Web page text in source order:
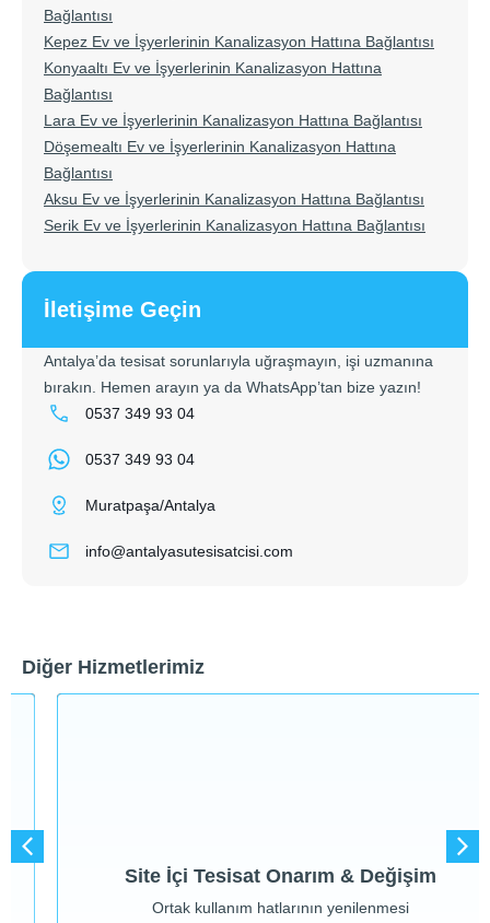
Bağlantısı
Kepez Ev ve İşyerlerinin Kanalizasyon Hattına Bağlantısı
Konyaaltı Ev ve İşyerlerinin Kanalizasyon Hattına
Bağlantısı
Lara Ev ve İşyerlerinin Kanalizasyon Hattına Bağlantısı
Döşemealtı Ev ve İşyerlerinin Kanalizasyon Hattına
Bağlantısı
Aksu Ev ve İşyerlerinin Kanalizasyon Hattına Bağlantısı
Serik Ev ve İşyerlerinin Kanalizasyon Hattına Bağlantısı
İletişime Geçin
Antalya’da tesisat sorunlarıyla uğraşmayın, işi uzmanına
bırakın. Hemen arayın ya da WhatsApp’tan bize yazın!
0537 349 93 04
0537 349 93 04
Muratpaşa/Antalya
info@antalyasutesisatcisi.com
Diğer Hizmetlerimiz
Site İçi Tesisat Onarım & Değişim
Ortak kullanım hatlarının yenilenmesi
Site İçi Tesisat Onarım & Değişim